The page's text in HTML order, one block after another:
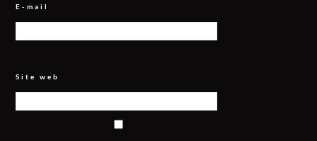
E-mail *
Site web